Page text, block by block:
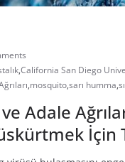
,California San Diego
,mosquito,sarı humma,
Adale
İçin